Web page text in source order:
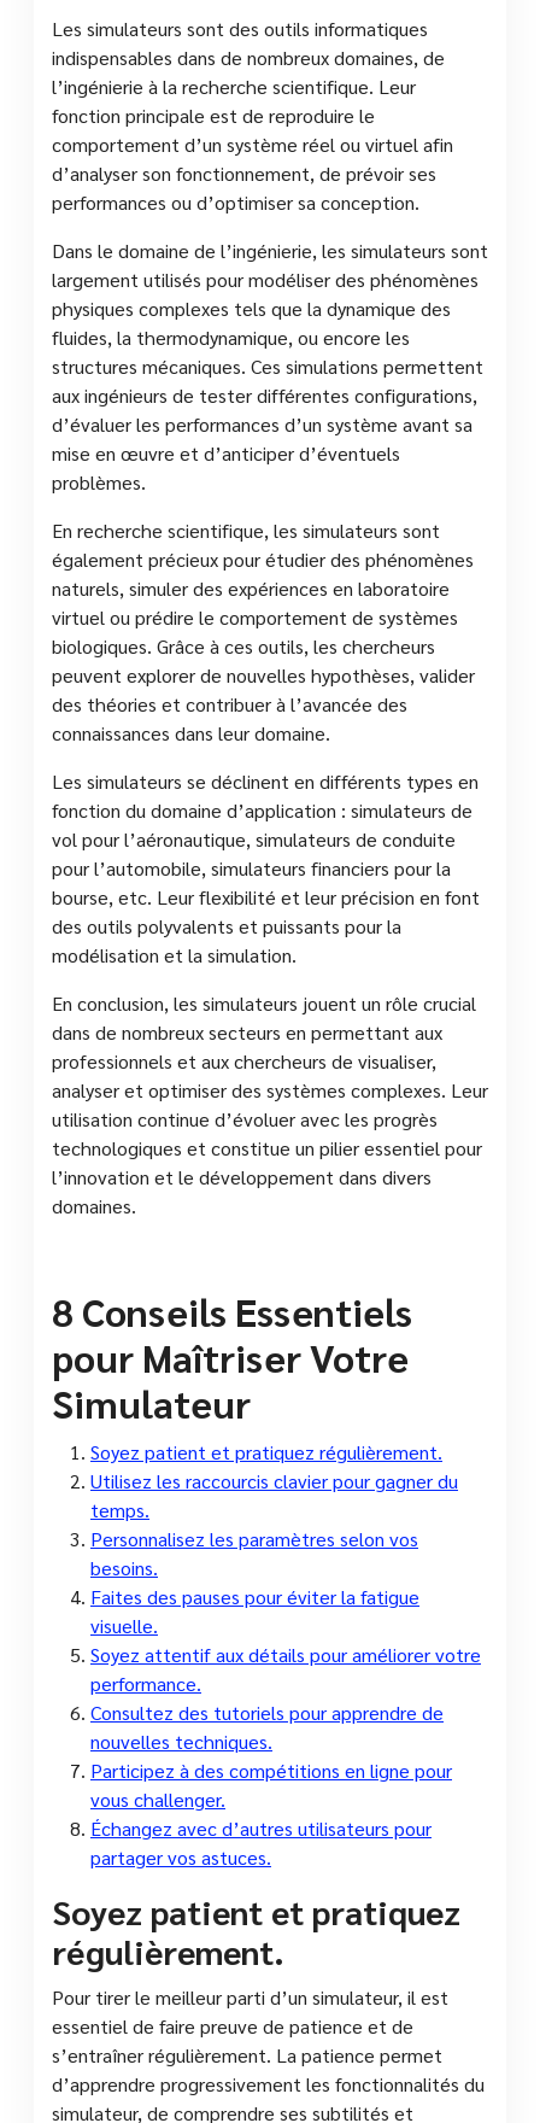
Les simulateurs sont des outils informatiques
indispensables dans de nombreux domaines, de
l’ingénierie à la recherche scientifique. Leur
fonction principale est de reproduire le
comportement d’un système réel ou virtuel afin
d’analyser son fonctionnement, de prévoir ses
performances ou d’optimiser sa conception.
Dans le domaine de l’ingénierie, les simulateurs sont
largement utilisés pour modéliser des phénomènes
physiques complexes tels que la dynamique des
fluides, la thermodynamique, ou encore les
structures mécaniques. Ces simulations permettent
aux ingénieurs de tester différentes configurations,
d’évaluer les performances d’un système avant sa
mise en œuvre et d’anticiper d’éventuels
problèmes.
En recherche scientifique, les simulateurs sont
également précieux pour étudier des phénomènes
naturels, simuler des expériences en laboratoire
virtuel ou prédire le comportement de systèmes
biologiques. Grâce à ces outils, les chercheurs
peuvent explorer de nouvelles hypothèses, valider
des théories et contribuer à l’avancée des
connaissances dans leur domaine.
Les simulateurs se déclinent en différents types en
fonction du domaine d’application : simulateurs de
vol pour l’aéronautique, simulateurs de conduite
pour l’automobile, simulateurs financiers pour la
bourse, etc. Leur flexibilité et leur précision en font
des outils polyvalents et puissants pour la
modélisation et la simulation.
En conclusion, les simulateurs jouent un rôle crucial
dans de nombreux secteurs en permettant aux
professionnels et aux chercheurs de visualiser,
analyser et optimiser des systèmes complexes. Leur
utilisation continue d’évoluer avec les progrès
technologiques et constitue un pilier essentiel pour
l’innovation et le développement dans divers
domaines.
8 Conseils Essentiels
pour Maîtriser Votre
Simulateur
Soyez patient et pratiquez régulièrement.
Utilisez les raccourcis clavier pour gagner du
temps.
Personnalisez les paramètres selon vos
besoins.
Faites des pauses pour éviter la fatigue
visuelle.
Soyez attentif aux détails pour améliorer votre
performance.
Consultez des tutoriels pour apprendre de
nouvelles techniques.
Participez à des compétitions en ligne pour
vous challenger.
Échangez avec d’autres utilisateurs pour
partager vos astuces.
Soyez patient et pratiquez
régulièrement.
Pour tirer le meilleur parti d’un simulateur, il est
essentiel de faire preuve de patience et de
s’entraîner régulièrement. La patience permet
d’apprendre progressivement les fonctionnalités du
simulateur, de comprendre ses subtilités et